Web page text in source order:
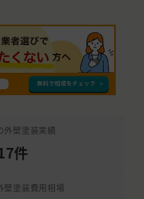
外壁塗装実績
件
壁塗装費用相場